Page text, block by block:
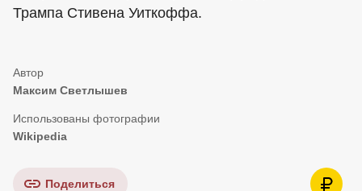
Трампа Стивена Уиткоффа.
Максим Светлышев
Wikipedia
Поделиться